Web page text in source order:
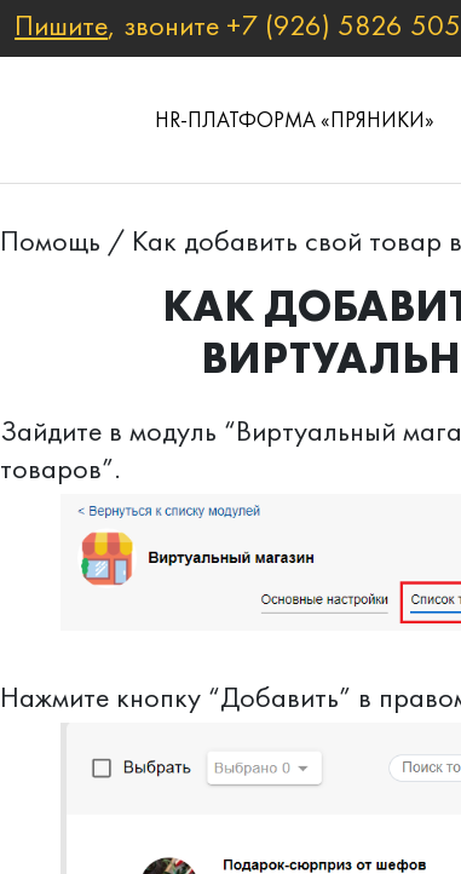
Пишите, звоните +7 (926) 5826 505
HR-ПЛАТФОРМА «ПРЯНИКИ»
Помощь / Как добавить свой товар
КАК
Зайдите в модуль “Виртуальный
товаров”.
Нажмите кнопку “Добавить” в